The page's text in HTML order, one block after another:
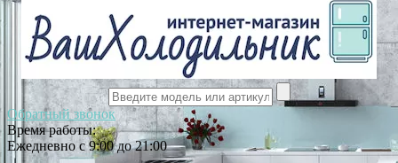
Обратный звонок
Время работы:
Ежедневно с 9:00 до 21:00